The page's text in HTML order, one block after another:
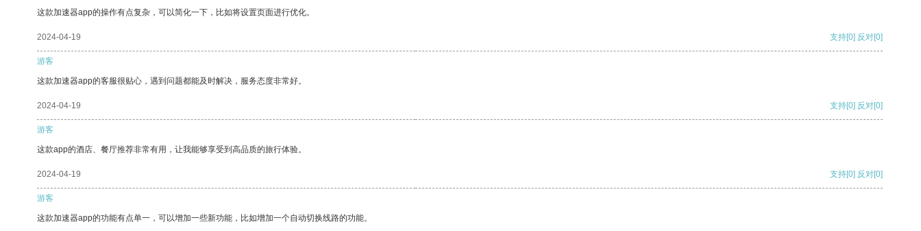
这款加速器app的操作有点复杂，可以简化一下，比如将设置页面进行优化。
2024-04-19 支持[0] 反对[0]
游客
这款加速器app的客服很贴心，遇到问题都能及时解决，服务态度非常好。
2024-04-19 支持[0] 反对[0]
游客
这款app的酒店、餐厅推荐非常有用，让我能够享受到高品质的旅行体验。
2024-04-19 支持[0] 反对[0]
游客
这款加速器app的功能有点单一，可以增加一些新功能，比如增加一个自动切换线路的功能。